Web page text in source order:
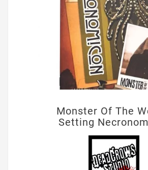
Monster Of The
Setting